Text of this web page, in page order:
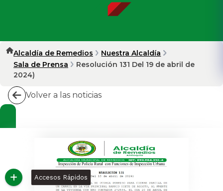
Alcaldía de Remedios
Nuestra Alcaldía
Sala de Prensa
Resolución 131 Del 19 de abril de
2024)
Volver a las noticias
Accesos Rápidos